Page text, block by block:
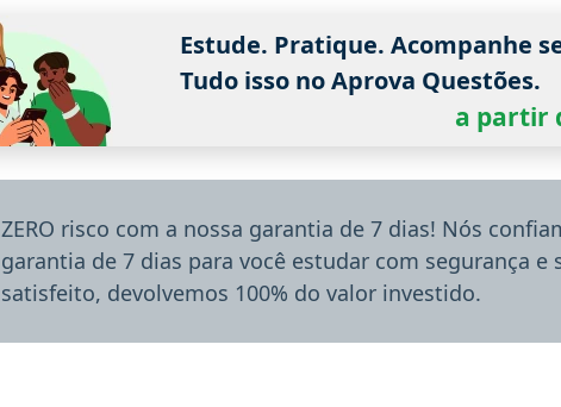
Estude. Pratique. Acompanhe
Tudo isso no Aprova Questões.
a partir
ZERO risco com a nossa garantia de 7 dias! Nós
garantia de 7 dias para você estudar com segurança e
satisfeito, devolvemos 100% do valor investido.